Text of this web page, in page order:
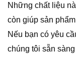
Những chất liệu
còn giúp sản
Nếu bạn có yêu
chúng tôi sẵn